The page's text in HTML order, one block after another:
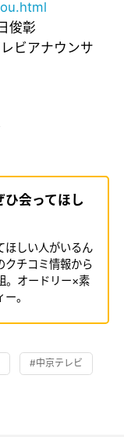
俊彰
ビアナウンサ
ひ会ってほし
ほしい人がいるん
クチコミ情報から
。オードリー×素
。
#中京テレビ